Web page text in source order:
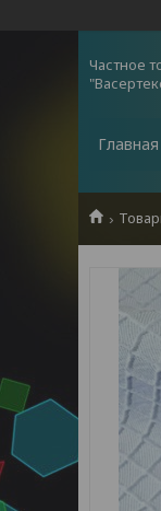
Частное
Главная